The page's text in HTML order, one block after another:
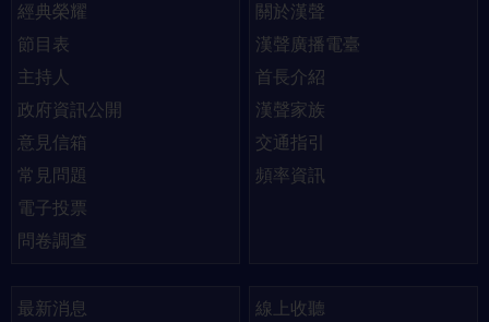
快速連結
經典榮耀
節目表
主持人
政府資訊公開
意見信箱
常見問題
電子投票
問卷調查
關於漢聲
漢聲廣播電臺
首長介紹
漢聲家族
交通指引
頻率資訊
最新消息
線上收聽